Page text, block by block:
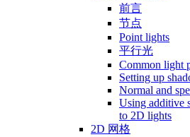
前言
节点
Point lights
平行光
Common light
Setting up
Normal and
Using additive
to 2D lights
2D 网格